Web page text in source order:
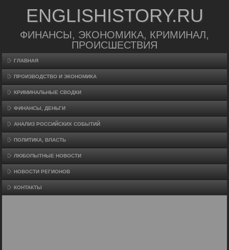
ENGLISHISTORY.RU
ФИНАНСЫ, ЭКОНОМИКА, КРИМИНАЛ,
ПРОИСШЕСТВИЯ
ГЛАВНАЯ
ПРОИЗВΟДСТВО И ЭКОНОМИКА
КРИМИНАЛЬНЫЕ СВОДКИ
ФИНАНСЫ, ДЕНЬГИ
АНАЛИЗ РОССИЙСКИХ СОБЫТИЙ
ПОЛИТИКА, ВЛАСТЬ
ЛЮБОПЫТНЫЕ НОВОСТИ
НОВОСТИ РЕГИОНОВ
КОНТАКТЫ